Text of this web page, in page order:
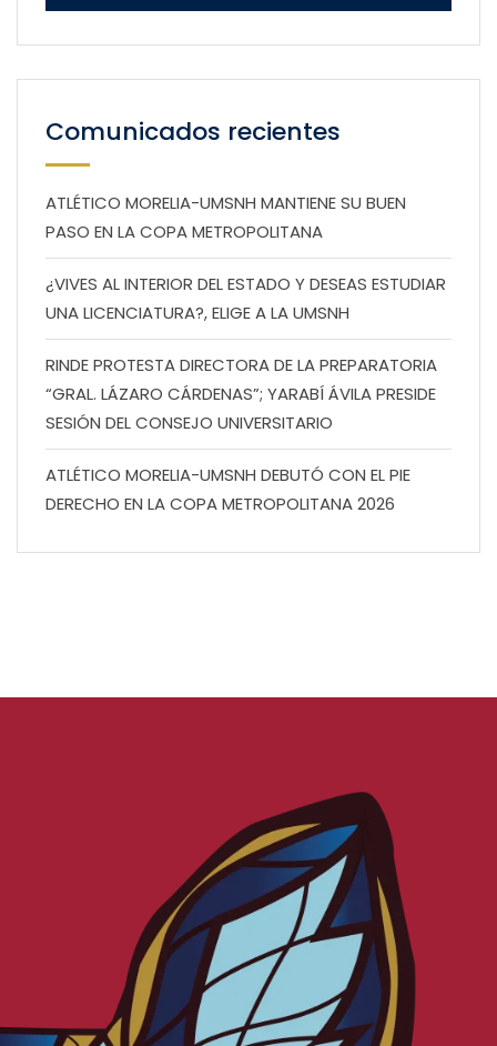
Comunicados recientes
ATLÉTICO MORELIA-UMSNH MANTIENE SU BUEN
PASO EN LA COPA METROPOLITANA
¿VIVES AL INTERIOR DEL ESTADO Y DESEAS ESTUDIAR
UNA LICENCIATURA?, ELIGE A LA UMSNH
RINDE PROTESTA DIRECTORA DE LA PREPARATORIA
“GRAL. LÁZARO CÁRDENAS”; YARABÍ ÁVILA PRESIDE
SESIÓN DEL CONSEJO UNIVERSITARIO
ATLÉTICO MORELIA-UMSNH DEBUTÓ CON EL PIE
DERECHO EN LA COPA METROPOLITANA 2026